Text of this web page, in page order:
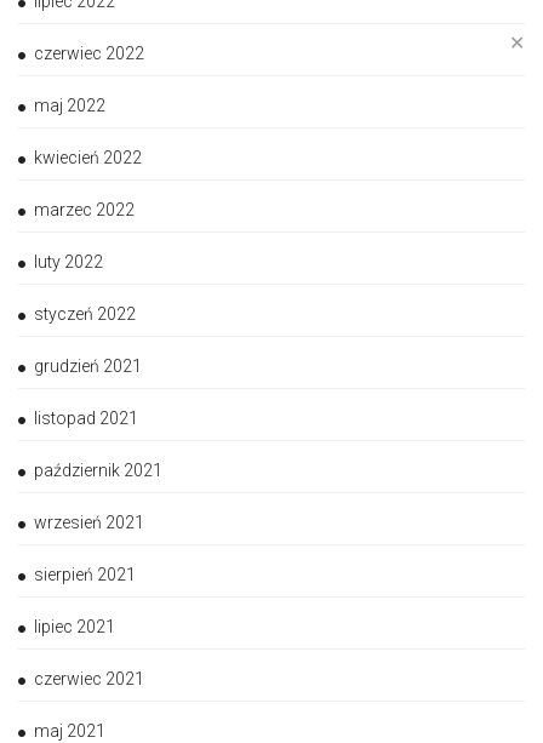
✕
czerwiec 2022
maj 2022
kwiecień 2022
marzec 2022
luty 2022
styczeń 2022
grudzień 2021
listopad 2021
październik 2021
wrzesień 2021
sierpień 2021
lipiec 2021
czerwiec 2021
maj 2021